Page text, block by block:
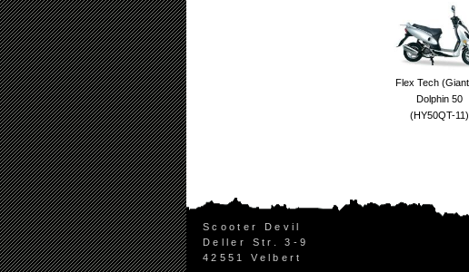
Flex Tech
Dolphin 50
(HY50QT-11)
Scooter Devil
Deller Str. 3-9
42551 Velbert